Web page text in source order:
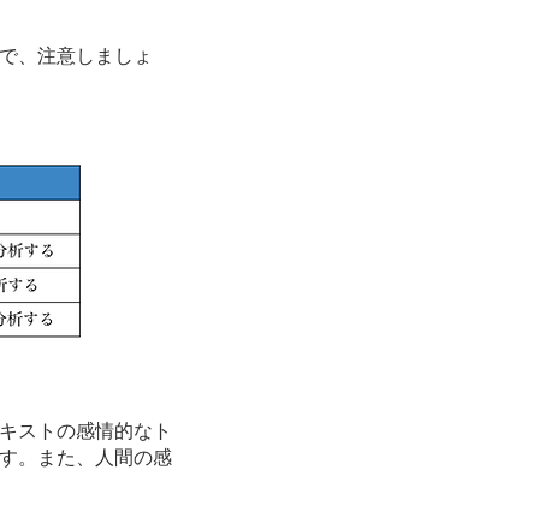
、注意しましょ
ストの感情的なト
。また、人間の感